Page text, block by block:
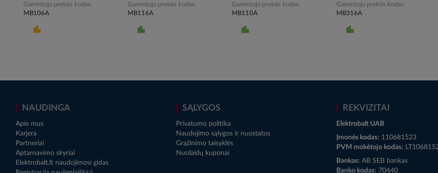
Gamintojo prekės kodas
MB106A
Gamintojo prekės kodas
MB116A
Gamintojo prekės kodas
MB110A
Gamintojo prekės kodas
MB316A
NAUDINGA
Apie mus
Karjera
Partneriai
Aptarnavimo skyriai
Elektrobalt.lt naudojimosi gidas
SĄLYGOS
Privatumo politika
Naudojimo sąlygos ir nuostatos
Grąžinimo taisyklės
Nuolaidų kuponai
REKVIZITAI
Elektrobalt UAB
Įmonės kodas: 110681523
PVM mokėtojo kodas:
Bankas: AB SEB bankas
Banko kodas: 70440